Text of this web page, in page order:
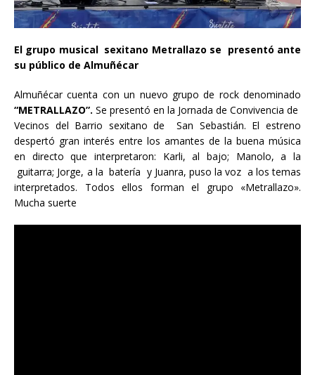
El grupo musical sexitano Metrallazo se presentó ante
su público de Almuñécar
Almuñécar cuenta con un nuevo grupo de rock denominado
“METRALLAZO”. Se presentó en la Jornada de Convivencia de
Vecinos del Barrio sexitano de San Sebastián. El estreno
despertó gran interés entre los amantes de la buena música
en directo que interpretaron: Karli, al bajo; Manolo, a la
guitarra; Jorge, a la batería y Juanra, puso la voz a los temas
interpretados. Todos ellos forman el grupo «Metrallazo».
Mucha suerte